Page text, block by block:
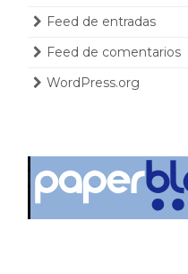
Feed de entradas
Feed de comentarios
WordPress.org